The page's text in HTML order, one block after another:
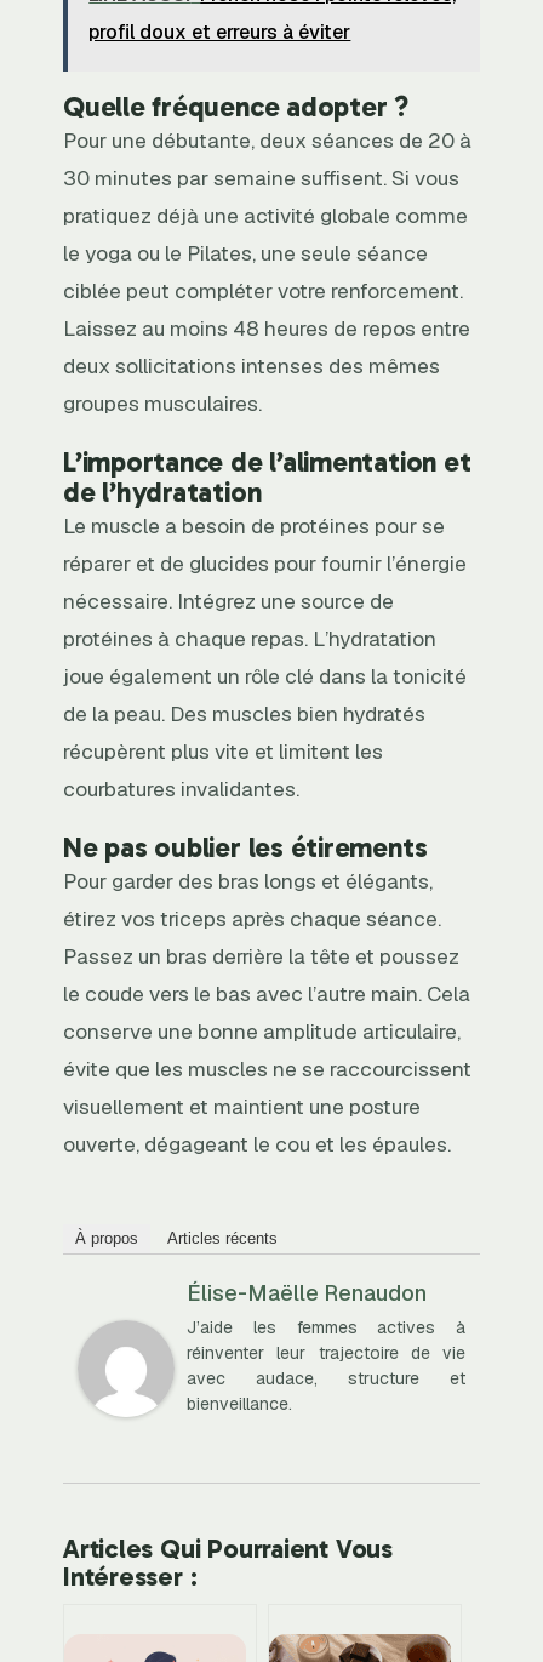
profil doux et erreurs à éviter
Quelle fréquence adopter ?
Pour une débutante, deux séances de 20 à
30 minutes par semaine suffisent. Si vous
pratiquez déjà une activité globale comme
le yoga ou le Pilates, une seule séance
ciblée peut compléter votre renforcement.
Laissez au moins 48 heures de repos entre
deux sollicitations intenses des mêmes
groupes musculaires.
L’importance de l’alimentation et
de l’hydratation
Le muscle a besoin de protéines pour se
réparer et de glucides pour fournir l’énergie
nécessaire. Intégrez une source de
protéines à chaque repas. L’hydratation
joue également un rôle clé dans la tonicité
de la peau. Des muscles bien hydratés
récupèrent plus vite et limitent les
courbatures invalidantes.
Ne pas oublier les étirements
Pour garder des bras longs et élégants,
étirez vos triceps après chaque séance.
Passez un bras derrière la tête et poussez
le coude vers le bas avec l’autre main. Cela
conserve une bonne amplitude articulaire,
évite que les muscles ne se raccourcissent
visuellement et maintient une posture
ouverte, dégageant le cou et les épaules.
À propos Articles récents
Élise-Maëlle Renaudon
J’aide les femmes actives à
réinventer leur trajectoire de vie
avec audace, structure et
bienveillance.
Articles Qui Pourraient Vous
Intéresser :